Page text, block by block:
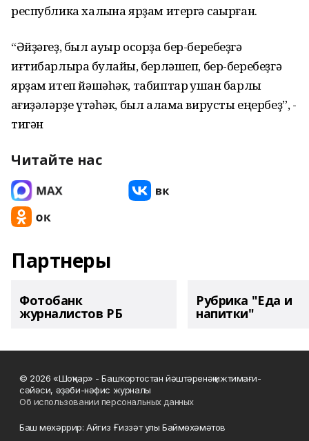
республика халҡына ярҙам итергә саҡырған.
“Әйҙәгеҙ, был ауыр осорҙа бер-беребеҙгә
иғтибарлыраҡ булайыҡ, берләшеп, бер-беребеҙгә
ярҙам итеп йәшәһәк, табиптар ҡушҡан барлыҡ
ҡағиҙәләрҙе үтәһәк, был алама вирусты еңербеҙ”, -
тигән
Читайте нас
Партнеры
Фотобанк
журналистов РБ
Рубрика "Еда и
напитки"
© 2026 «Шоңҡар» - Башҡортостан йәштәренәң ижтимағи-
сәйәси, әҙәби-нәфис журналы
Об использовании персональных данных
Баш мөхәррир: Айгиз Ғиззәт улы Баймөхәмәтов